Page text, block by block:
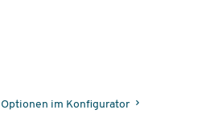
Optionen im Konfigurator